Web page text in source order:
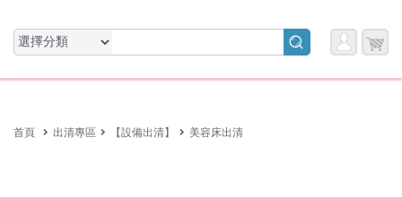
會員服務專區
首頁 出清專區 【設備出清】 美容床出清